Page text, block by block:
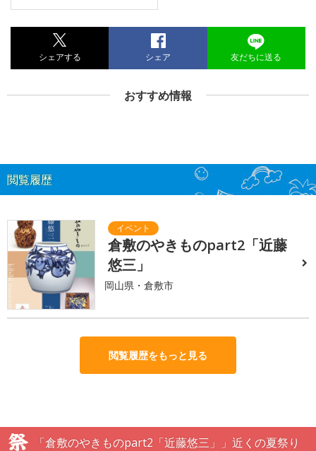
シェアする シェア 友だちに送る
おすすめ情報
閲覧履歴
倉敷のやきものpart2「近藤
悠三」
岡山県・倉敷市
閲覧履歴をもっと見る
「倉敷のやきものpart2「近藤悠三」」近くの夏祭り